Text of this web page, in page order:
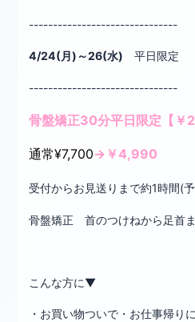
-------------------------------
4/24(月)～26(水) 平日限定
-------------------------------
骨盤矯正30分平日限定【￥
通常¥7,700→￥4,990
受付からお見送りまで約1時間(
骨盤矯正 首のつけねから足首
こんな方に▼
・お買い物ついで・お仕事帰り